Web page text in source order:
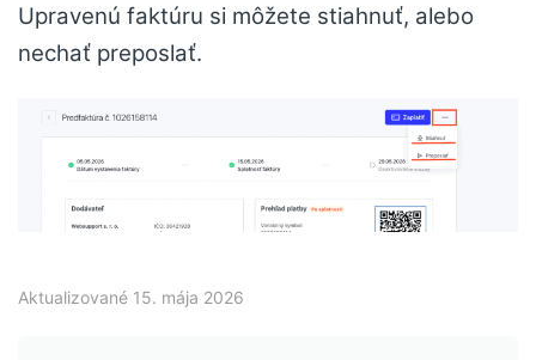
Upravenú faktúru si môžete stiahnuť, alebo
nechať preposlať.
Aktualizované 15. mája 2026